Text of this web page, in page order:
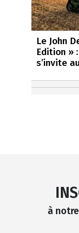
Le John
Edition »
s’invite
à